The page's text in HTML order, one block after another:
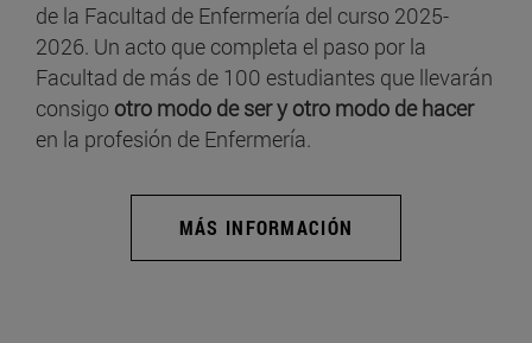
de la Facultad de Enfermería del curso 2025-
2026. Un acto que completa el paso por la
Facultad de más de 100 estudiantes que llevarán
consigo otro modo de ser y otro modo de hacer
en la profesión de Enfermería.
MÁS INFORMACIÓN